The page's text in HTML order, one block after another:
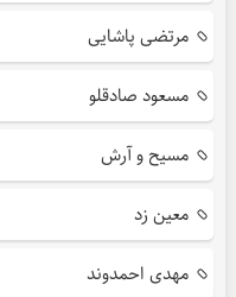
مرتضی پاشایی
مسعود صادقلو
مسیح و آرش
معین زد
مهدی احمدوند